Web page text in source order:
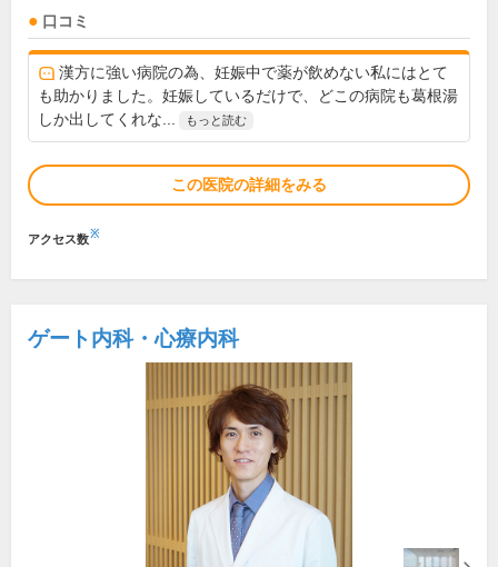
口コミ
漢方に強い病院の為、妊娠中で薬が飲めない私にはとて
も助かりました。妊娠しているだけで、どこの病院も葛根湯
しか出してくれな...
もっと読む
この医院の詳細をみる
アクセス数※
ゲート内科・心療内科